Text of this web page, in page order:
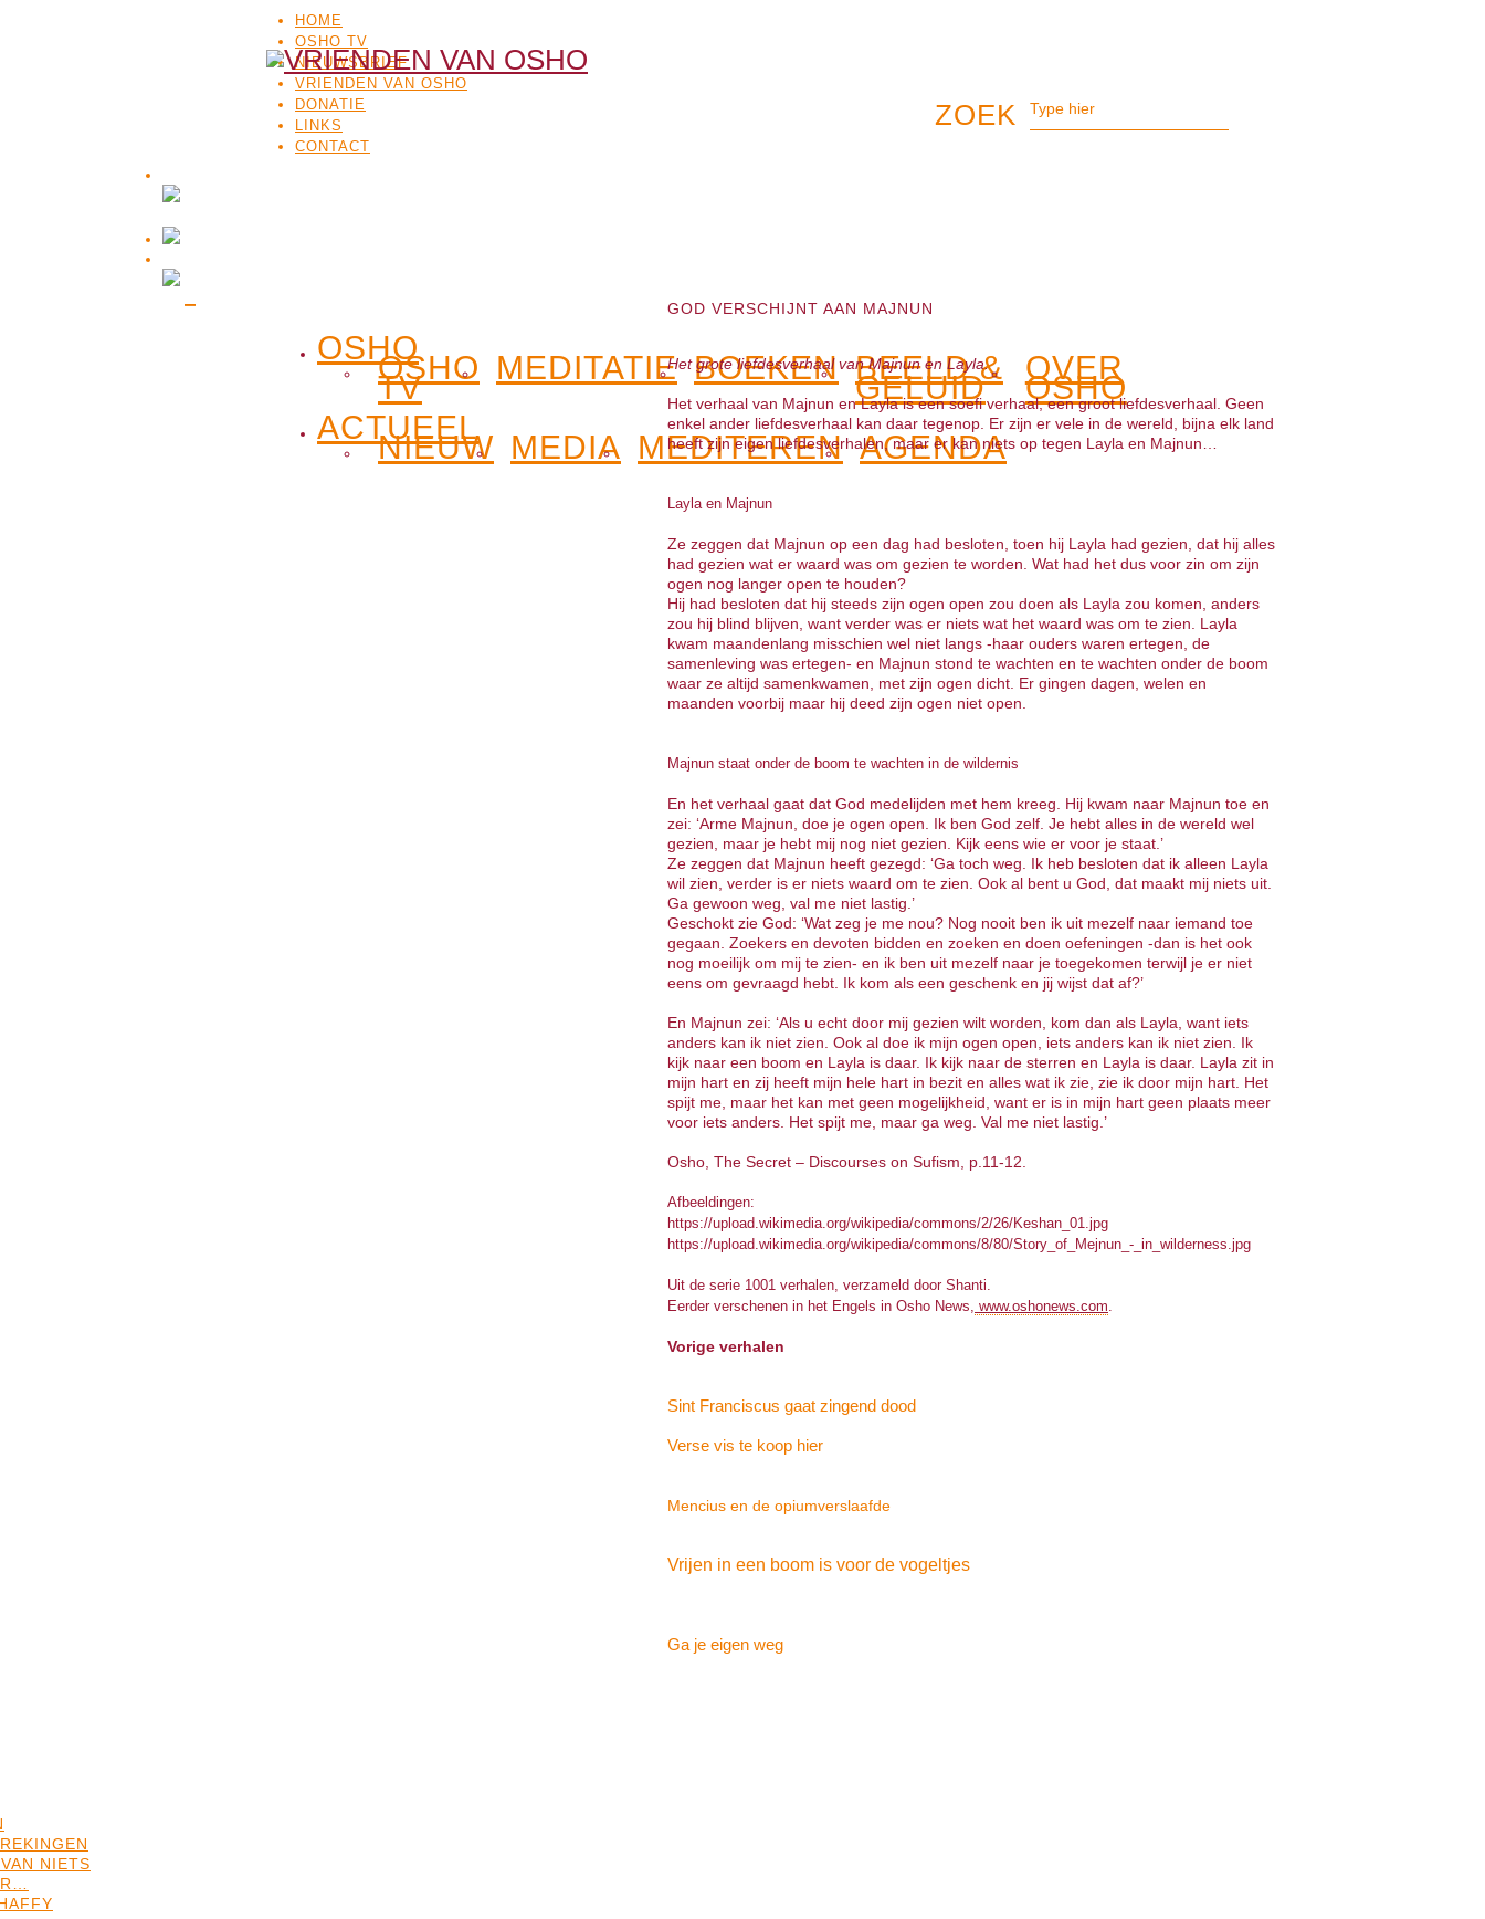
HOME
OSHO TV
NIEUWSBRIEF
VRIENDEN VAN OSHO
DONATIE
LINKS
CONTACT
OSHO
OSHO
TV
MEDITATIE BOEKEN BEELD &
GELUID
OVER
OSHO
ACTUEEL
NIEUW MEDIA MEDITEREN AGENDA
GOD VERSCHIJNT AAN MAJNUN
Het grote liefdesverhaal van Majnun en Layla.
Het verhaal van Majnun en Layla is een soefi verhaal, een groot liefdesverhaal. Geen
enkel ander liefdesverhaal kan daar tegenop. Er zijn er vele in de wereld, bijna elk land
heeft zijn eigen liefdesverhalen, maar er kan niets op tegen Layla en Majnun…
Layla en Majnun
Ze zeggen dat Majnun op een dag had besloten, toen hij Layla had gezien, dat hij alles
had gezien wat er waard was om gezien te worden. Wat had het dus voor zin om zijn
ogen nog langer open te houden?
Hij had besloten dat hij steeds zijn ogen open zou doen als Layla zou komen, anders
zou hij blind blijven, want verder was er niets wat het waard was om te zien. Layla
kwam maandenlang misschien wel niet langs -haar ouders waren ertegen, de
samenleving was ertegen- en Majnun stond te wachten en te wachten onder de boom
waar ze altijd samenkwamen, met zijn ogen dicht. Er gingen dagen, welen en
maanden voorbij maar hij deed zijn ogen niet open.
Majnun staat onder de boom te wachten in de wildernis
En het verhaal gaat dat God medelijden met hem kreeg. Hij kwam naar Majnun toe en
zei: ‘Arme Majnun, doe je ogen open. Ik ben God zelf. Je hebt alles in de wereld wel
gezien, maar je hebt mij nog niet gezien. Kijk eens wie er voor je staat.’
Ze zeggen dat Majnun heeft gezegd: ‘Ga toch weg. Ik heb besloten dat ik alleen Layla
wil zien, verder is er niets waard om te zien. Ook al bent u God, dat maakt mij niets uit.
Ga gewoon weg, val me niet lastig.’
Geschokt zie God: ‘Wat zeg je me nou? Nog nooit ben ik uit mezelf naar iemand toe
gegaan. Zoekers en devoten bidden en zoeken en doen oefeningen -dan is het ook
nog moeilijk om mij te zien- en ik ben uit mezelf naar je toegekomen terwijl je er niet
eens om gevraagd hebt. Ik kom als een geschenk en jij wijst dat af?’
En Majnun zei: ‘Als u echt door mij gezien wilt worden, kom dan als Layla, want iets
anders kan ik niet zien. Ook al doe ik mijn ogen open, iets anders kan ik niet zien. Ik
kijk naar een boom en Layla is daar. Ik kijk naar de sterren en Layla is daar. Layla zit in
mijn hart en zij heeft mijn hele hart in bezit en alles wat ik zie, zie ik door mijn hart. Het
spijt me, maar het kan met geen mogelijkheid, want er is in mijn hart geen plaats meer
voor iets anders. Het spijt me, maar ga weg. Val me niet lastig.’
Osho, The Secret – Discourses on Sufism, p.11-12.
Afbeeldingen:
https://upload.wikimedia.org/wikipedia/commons/2/26/Keshan_01.jpg
https://upload.wikimedia.org/wikipedia/commons/8/80/Story_of_Mejnun_-_in_wilderness.jpg
Uit de serie 1001 verhalen, verzameld door Shanti.
Eerder verschenen in het Engels in Osho News, www.oshonews.com.
Vorige verhalen
Sint Franciscus gaat zingend dood
Verse vis te koop hier
Mencius en de opiumverslaafde
Vrijen in een boom is voor de vogeltjes
Ga je eigen weg
NIETS